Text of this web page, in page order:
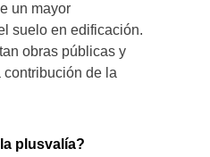
un mayor
suelo en edificación.
obras públicas y
contribución de la
plusvalía?